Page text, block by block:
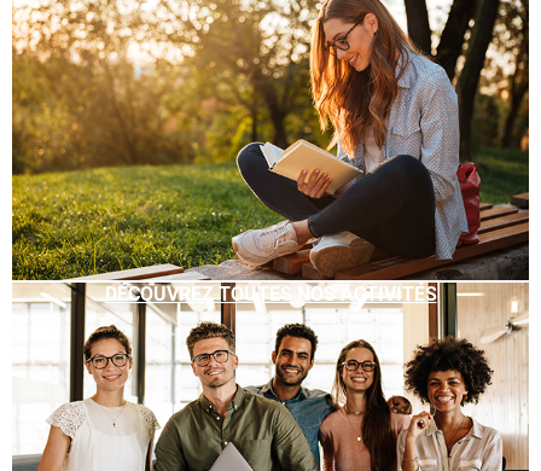
DÉCOUVREZ TOUTES NOS ACTIVITÉS